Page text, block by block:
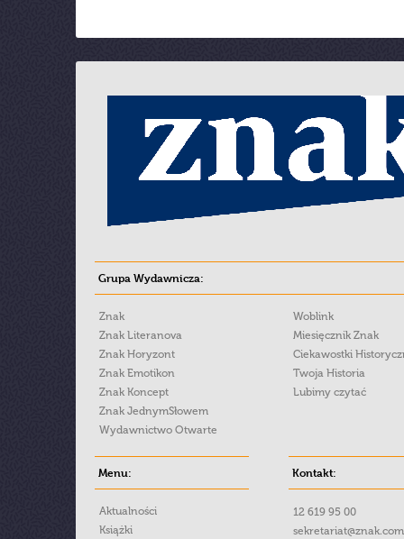
Grupa Wydawnicza:
Znak
Znak Literanova
Znak Horyzont
Znak Emotikon
Znak Koncept
Znak JednymSłowem
Wydawnictwo Otwarte
Woblink
Miesięcznik Znak
Ciekawostki
Twoja Historia
Lubimy czytać
Menu:
Aktualności
Książki
Kontakt:
12 619 95 00